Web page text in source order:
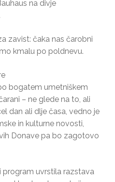
na divje
zavist: čaka nas čarobni
kmalu po poldnevu.
bogatem umetniškem
– ne glede na to, ali
dan ali dlje časa, vedno je
in kulturne novosti,
Donave pa bo zagotovo
program uvrstila razstava